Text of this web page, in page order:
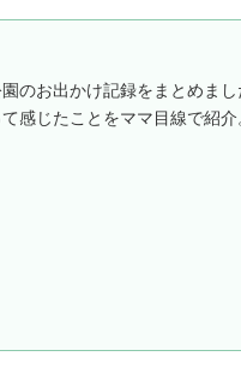
のお出かけ記録をまとめまし
感じたことをママ目線で紹